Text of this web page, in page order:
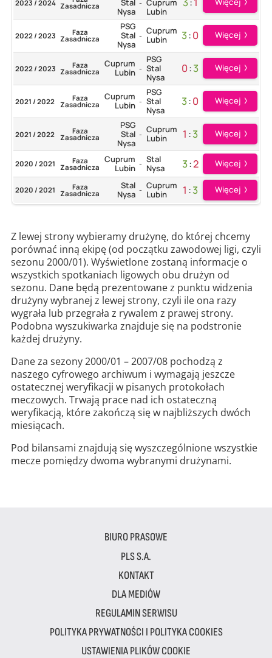
2023 / 2024 Zasadnicza
Stal
Nysa
- Cuprum
Lubin
2022 / 2023 Faza
Zasadnicza
PSG
Stal
Nysa
- Cuprum
Lubin
3:0 Więcej
2022 / 2023 Faza
Zasadnicza
Cuprum
Lubin -
PSG
Stal
Nysa
0:3 Więcej
2021 / 2022 Faza
Zasadnicza
Cuprum
Lubin -
PSG
Stal
Nysa
3:0 Więcej
2021 / 2022 Faza
Zasadnicza
PSG
Stal
Nysa
- Cuprum
Lubin
1 :3 Więcej
2020 / 2021 Faza
Zasadnicza
Cuprum
Lubin - Stal
Nysa
3:2 Więcej
2020 / 2021 Faza
Zasadnicza
Stal
Nysa - Cuprum
Lubin
1 :3 Więcej
Z lewej strony wybieramy drużynę, do której chcemy
porównać inną ekipę (od początku zawodowej ligi, czyli
sezonu 2000/01). Wyświetlone zostaną informacje o
wszystkich spotkaniach ligowych obu drużyn od
sezonu. Dane będą prezentowane z punktu widzenia
drużyny wybranej z lewej strony, czyli ile ona razy
wygrała lub przegrała z rywalem z prawej strony.
Podobna wyszukiwarka znajduje się na podstronie
każdej drużyny.
Dane za sezony 2000/01 – 2007/08 pochodzą z
naszego cyfrowego archiwum i wymagają jeszcze
ostatecznej weryfikacji w pisanych protokołach
meczowych. Trwają prace nad ich ostateczną
weryfikacją, które zakończą się w najbliższych dwóch
miesiącach.
Pod bilansami znajdują się wyszczególnione wszystkie
mecze pomiędzy dwoma wybranymi drużynami.
BIURO PRASOWE
PLS S.A.
KONTAKT
DLA MEDIÓW
REGULAMIN SERWISU
POLITYKA PRYWATNOŚCI I POLITYKA COOKIES
USTAWIENIA PLIKÓW COOKIE